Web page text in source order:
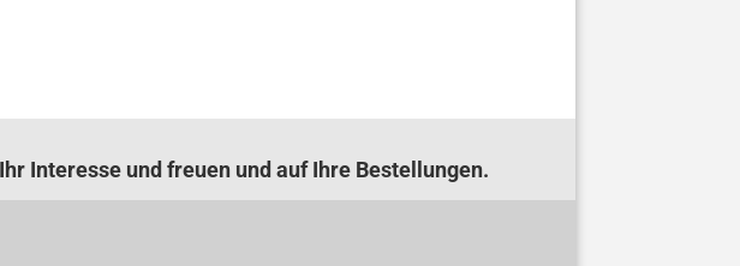
Interesse und freuen und auf Ihre Bestellungen.